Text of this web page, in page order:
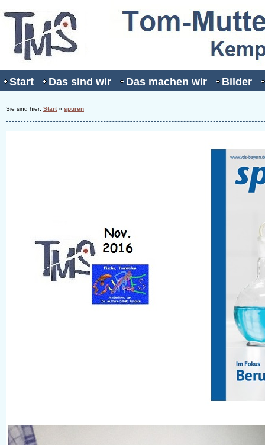
Start Das sind wir Das machen wir Bilder
Sie sind hier: Start» spuren